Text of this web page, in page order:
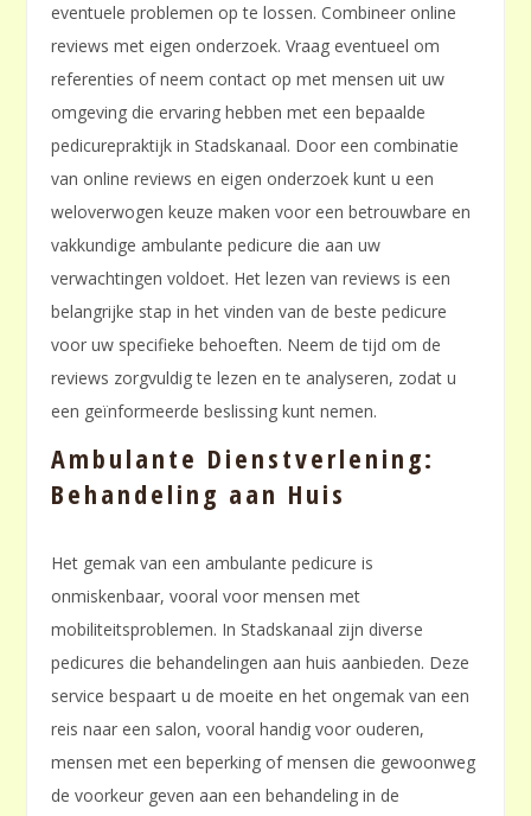
eventuele problemen op te lossen. Combineer online
reviews met eigen onderzoek. Vraag eventueel om
referenties of neem contact op met mensen uit uw
omgeving die ervaring hebben met een bepaalde
pedicurepraktijk in Stadskanaal. Door een combinatie
van online reviews en eigen onderzoek kunt u een
weloverwogen keuze maken voor een betrouwbare en
vakkundige ambulante pedicure die aan uw
verwachtingen voldoet. Het lezen van reviews is een
belangrijke stap in het vinden van de beste pedicure
voor uw specifieke behoeften. Neem de tijd om de
reviews zorgvuldig te lezen en te analyseren, zodat u
een geïnformeerde beslissing kunt nemen.
Ambulante Dienstverlening:
Behandeling aan Huis
Het gemak van een ambulante pedicure is
onmiskenbaar, vooral voor mensen met
mobiliteitsproblemen. In Stadskanaal zijn diverse
pedicures die behandelingen aan huis aanbieden. Deze
service bespaart u de moeite en het ongemak van een
reis naar een salon, vooral handig voor ouderen,
mensen met een beperking of mensen die gewoonweg
de voorkeur geven aan een behandeling in de